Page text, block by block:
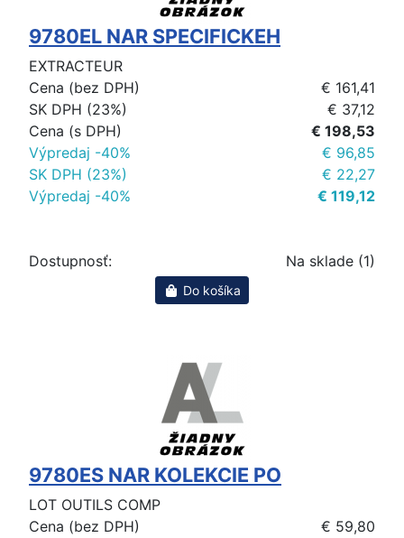
9780EL NAR SPECIFICKEH
EXTRACTEUR
Cena (bez DPH)
€ 161,41
SK DPH (23%)
€ 37,12
Cena (s DPH)
€ 198,53
Výpredaj -40%
€ 96,85
SK DPH (23%)
€ 22,27
Výpredaj -40%
€ 119,12
Dostupnosť: Na sklade (1)
Do košíka
9780ES NAR KOLEKCIE PO
LOT OUTILS COMP
Cena (bez DPH)
€ 59,80